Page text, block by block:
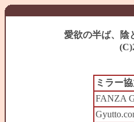
愛欲の半ば、陰
ミラー
FANZA